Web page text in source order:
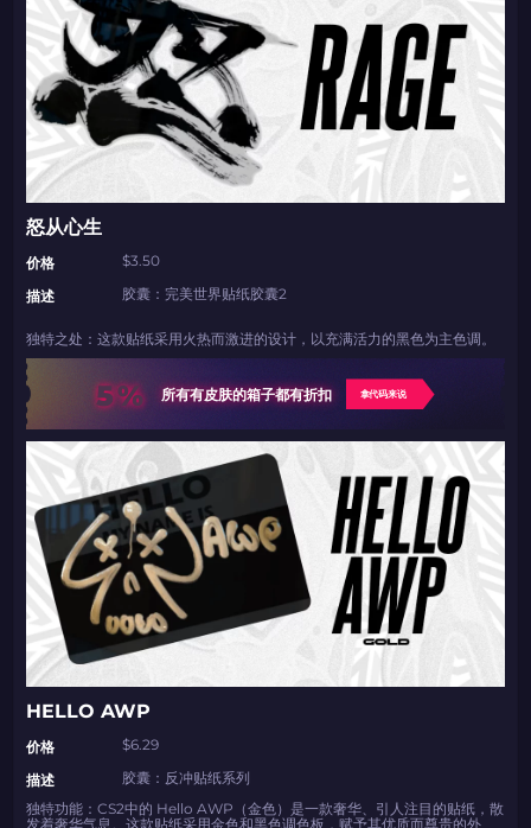
怒从心生
价格
$3.50
描述
胶囊：完美世界贴纸胶囊2
独特之处：这款贴纸采用火热而激进的设计，以充满活力的黑色为主色调。
5% 所有有皮肤的箱子都有折扣 拿代码来说
HELLO AWP
价格
$6.29
描述
胶囊：反冲贴纸系列
独特功能：CS2中的 Hello AWP（金色）是一款奢华、引人注目的贴纸，散
发着奢华气息。这款贴纸采用金色和黑色调色板，赋予其优质而尊贵的外